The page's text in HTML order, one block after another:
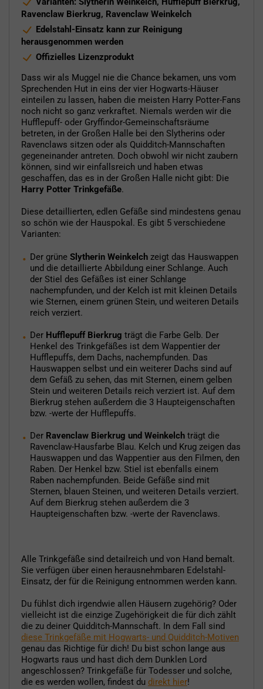
Ravenclaw Bierkrug, Ravenclaw Weinkelch
Edelstahl-Einsatz kann zur Reinigung
herausgenommen werden
Offizielles Lizenzprodukt
Dass wir als Muggel nie die Chance bekamen, uns vom
Sprechenden Hut in eins der vier Hogwarts-Häuser
einteilen zu lassen, haben die meisten Harry Potter-Fans
noch nicht so ganz verkraftet. Niemals werden wir die
Hufflepuff- oder Gryffindor-Gemeinschaftsräume
betreten, in der Großen Halle bei den Slytherins oder
Ravenclaws sitzen oder als Quidditch-Mannschaften
gegeneinander antreten. Doch obwohl wir nicht zaubern
können, sind wir einfallsreich und haben etwas
geschaffen, das es in der Großen Halle nicht gibt: Die
Harry Potter Trinkgefäße.
Diese detaillierten, edlen Gefäße sind mindestens genau
so schön wie der Hauspokal. Es gibt 5 verschiedene
Varianten:
Der grüne Slytherin Weinkelch zeigt das Hauswappen
und die detaillierte Abbildung einer Schlange. Auch
der Stiel des Gefäßes ist einer Schlange
nachempfunden, und der Kelch ist mit kleinen Details
wie Sternen, einem grünen Stein, und weiteren Details
reich verziert.
Der Hufflepuff Bierkrug trägt die Farbe Gelb. Der
Henkel des Trinkgefäßes ist dem Wappentier der
Hufflepuffs, dem Dachs, nachempfunden. Das
Hauswappen selbst und ein weiterer Dachs sind auf
dem Gefäß zu sehen, das mit Sternen, einem gelben
Stein und weiteren Details reich verziert ist. Auf dem
Bierkrug stehen außerdem die 3 Haupteigenschaften
bzw. -werte der Hufflepuffs.
Der Ravenclaw Bierkrug und Weinkelch trägt die
Ravenclaw-Hausfarbe Blau. Kelch und Krug zeigen das
Hauswappen und das Wappentier aus den Filmen, den
Raben. Der Henkel bzw. Stiel ist ebenfalls einem
Raben nachempfunden. Beide Gefäße sind mit
Sternen, blauen Steinen, und weiteren Details verziert.
Auf dem Bierkrug stehen außerdem die 3
Haupteigenschaften bzw. -werte der Ravenclaws.
Alle Trinkgefäße sind detailreich und von Hand bemalt.
Sie verfügen über einen herausnehmbaren Edelstahl-
Einsatz, der für die Reinigung entnommen werden kann.
Du fühlst dich irgendwie allen Häusern zugehörig? Oder
vielleicht ist die einzige Zugehörigkeit die für dich zählt
die zu deiner Quidditch-Mannschaft. In dem Fall sind
diese Trinkgefäße mit Hogwarts- und Quidditch-Motiven
genau das Richtige für dich! Du bist schon lange aus
Hogwarts raus und hast dich dem Dunklen Lord
angeschlossen? Trinkgefäße für Todesser und solche,
die es werden wollen, findest du direkt hier!